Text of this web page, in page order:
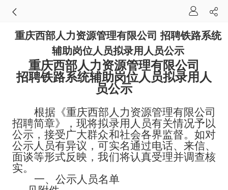
重庆西部人力资源管理有限公司 招聘铁路系统
辅助岗位人员拟录用人员公示
重庆西部人力资源管理有限公司
招聘铁路系统辅助岗位人员拟录用人
员公示
根据《重庆西部人力资源管理有限公司
招聘简章》，现将拟录用人员有关情况予以
公示，接受广大群众和社会各界监督。如对
公示人员有异议，可实名通过电话、来信、
面谈等形式反映，我们将认真受理并调查核
实。
一、 公示人员名单